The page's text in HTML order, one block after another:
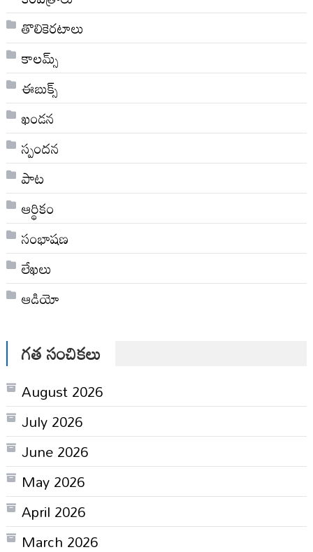
తొలికెరటాలు
కాలమ్స్
ఈబుక్స్
ఖండన
స్పందన
పాట
ఆర్థికం
సంభాషణ
లేఖలు
ఆడియో
గత సంచికలు
August 2026
July 2026
June 2026
May 2026
April 2026
March 2026